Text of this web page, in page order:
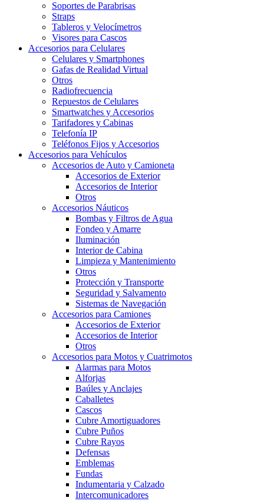
Soportes de Parabrisas
Straps
Tableros y Velocímetros
Visores para Cascos
Accesorios para Celulares
Celulares y Smartphones
Gafas de Realidad Virtual
Otros
Radiofrecuencia
Repuestos de Celulares
Smartwatches y Accesorios
Tarifadores y Cabinas
Telefonía IP
Teléfonos Fijos y Accesorios
Accesorios para Vehículos
Accesorios de Auto y Camioneta
Accesorios de Exterior
Accesorios de Interior
Otros
Accesorios Náuticos
Bombas y Filtros de Agua
Fondeo y Amarre
Iluminación
Interior de Cabina
Limpieza y Mantenimiento
Otros
Protección y Transporte
Seguridad y Salvamento
Sistemas de Navegación
Accesorios para Camiones
Accesorios de Exterior
Accesorios de Interior
Otros
Accesorios para Motos y Cuatrimotos
Alarmas para Motos
Alforjas
Baúles y Anclajes
Caballetes
Cascos
Cubre Amortiguadores
Cubre Puños
Cubre Rayos
Defensas
Emblemas
Fundas
Indumentaria y Calzado
Intercomunicadores